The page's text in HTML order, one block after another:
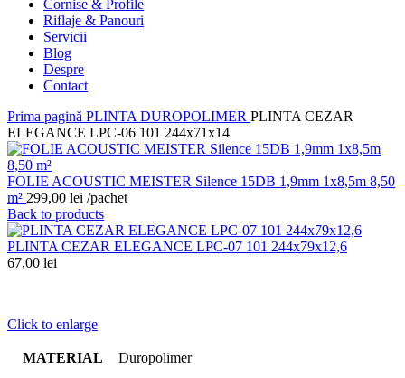
Cornise & Profile
Riflaje & Panouri
Servicii
Blog
Despre
Contact
Prima pagină PLINTA DUROPOLIMER PLINTA CEZAR
ELEGANCE LPC-06 101 244x71x14
FOLIE ACOUSTIC MEISTER Silence 15DB 1,9mm 1x8,5m 8,50
m² 299,00 lei /pachet
Back to products
PLINTA CEZAR ELEGANCE LPC-07 101 244x79x12,6
67,00 lei
Click to enlarge
MATERIAL Duropolimer